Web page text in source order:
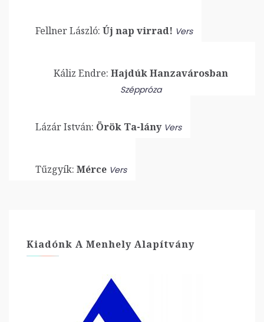
Fellner László: Új nap virrad! Vers
Káliz Endre: Hajdúk Hanzavárosban
Széppróza
Lázár István: Örök Ta-lány Vers
Tűzgyík: Mérce Vers
Kiadónk A Menhely Alapítvány